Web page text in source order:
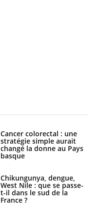
Cancer colorectal : une
stratégie simple aurait
changé la donne au Pays
basque
Chikungunya, dengue,
West Nile : que se passe-
t-il dans le sud de la
France ?